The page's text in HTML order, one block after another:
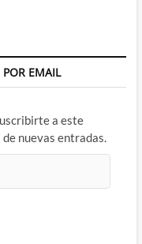
EMAIL
a este
nuevas entradas.